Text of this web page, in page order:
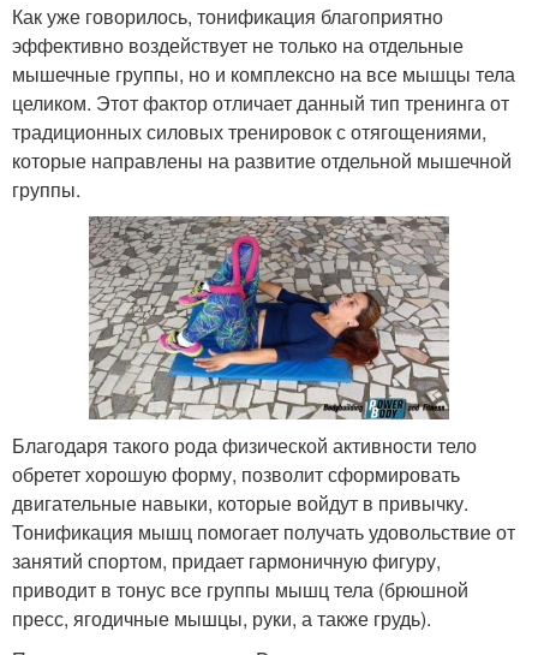
Как уже говорилось, тонификация благоприятно
эффективно воздействует не только на отдельные
мышечные группы, но и комплексно на все мышцы тела
целиком. Этот фактор отличает данный тип тренинга от
традиционных силовых тренировок с отягощениями,
которые направлены на развитие отдельной мышечной
группы.
Благодаря такого рода физической активности тело
обретет хорошую форму, позволит сформировать
двигательные навыки, которые войдут в привычку.
Тонификация мышц помогает получать удовольствие от
занятий спортом, придает гармоничную фигуру,
приводит в тонус все группы мышц тела (брюшной
пресс, ягодичные мышцы, руки, а также грудь).